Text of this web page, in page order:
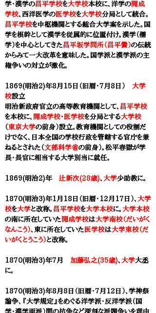
学・漢学の昌平学校を大学校本校に、洋学の開成
学校、西洋医学の 医学校を大学校分局として統合。
昌平学校を中枢機関とする総合大学案を示した。国
学を根幹として漢学を従属的に位置付け。漢学（儒
学）を中心としてきた 昌平坂学問所（昌平黌）の伝統
からみて一大改革を意味した。国学派と漢学派の主
権争いの対立が激化。
1869(明治2)年8月15日（旧暦・7月8日） 大学
校設立
明治新政府官立の高等教育機関 として、 昌平学校
を本校に、 開成学校・ 医学校を分局とする大学校
（東京大学の前身）設立。教育機関としての役割だ
けでなく、日本全国の学校行政を管轄する官庁を兼
ねるとされた（文部科学省の前身）。松平春獄が学
長・長官に相当する大学別当に就任。
1869(明治2)年 辻新次(28歳)、 大学少助教に。
1870(明治3)年1月18日（旧暦・12月17日）、 大学
校を大学と改称。 昌平学校を大学本校に。 大学本校
の南に所在していた 開成学校は大学南校（だいがく
なんこう）、東に所在していた 医学校は大学東校（だ
いがくとうこう）と改称。
1870(明治3)年7月 加藤弘之(35歳)、 大学大丞
に。
1870(明治3)年8月8日（旧暦・7月12日）、学神祭
論争、『大学規定』をめぐる洋学派・反洋学派（国
学・漢学両派）間の抗争など深刻な派閥争いを理由